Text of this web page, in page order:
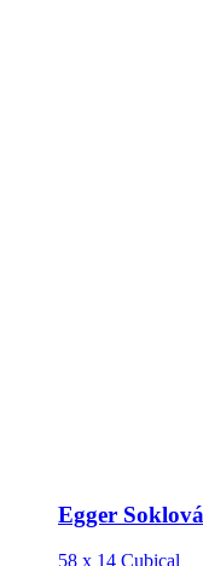
Egger
58 x 14 Cubical